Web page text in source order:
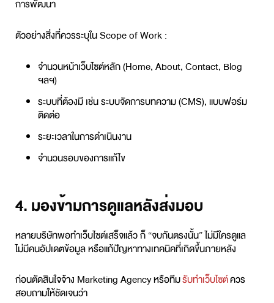
การพัฒนา
ตัวอย่างสิ่งที่ควรระบุใน Scope of Work :
จำนวนหน้าเว็บไซต์หลัก (Home, About, Contact, Blog
ฯลฯ)
ระบบที่ต้องมี เช่น ระบบจัดการบทความ (CMS), แบบฟอร์ม
ติดต่อ
ระยะเวลาในการดำเนินงาน
จำนวนรอบของการแก้ไข
4. มองข้ามการดูแลหลังส่งมอบ
หลายบริษัทพอทำเว็บไซต์เสร็จแล้ว ก็ “จบกันตรงนั้น” ไม่มีใครดูแล
ไม่มีคนอัปเดตข้อมูล หรือแก้ปัญหาทางเทคนิคที่เกิดขึ้นภายหลัง
ก่อนตัดสินใจจ้าง Marketing Agencyหรือทีมรับทำเว็บไซต์ควร
สอบถามให้ชัดเจนว่า